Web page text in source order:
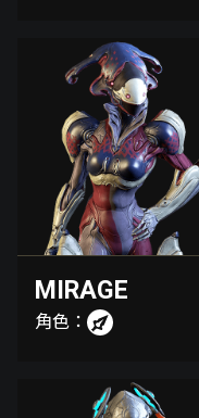
MIRAGE
角色：